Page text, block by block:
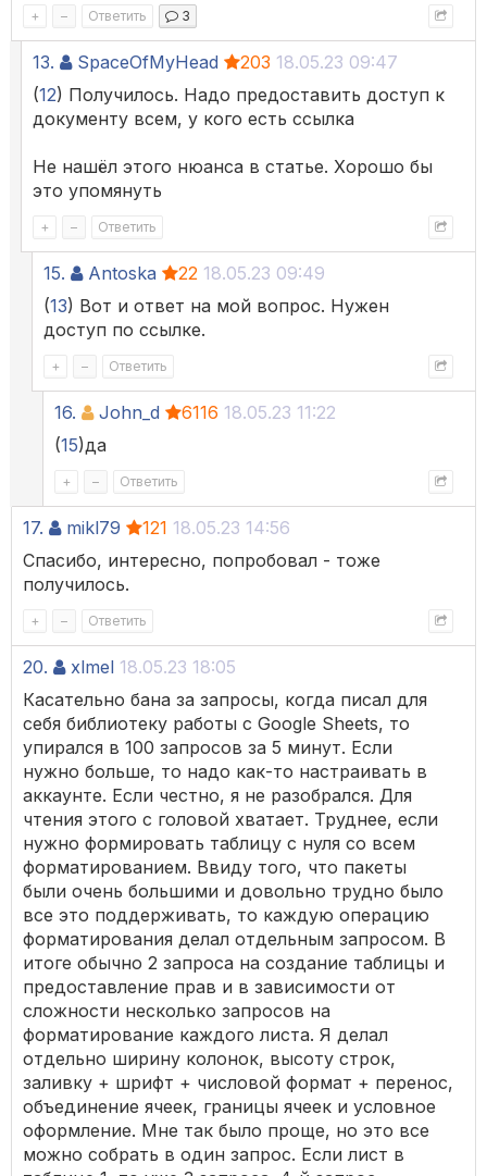
+ – Ответить 3
13. SpaceOfMyHead 203 18.05.23 09:47
(12) Получилось. Надо предоставить доступ к
документу всем, у кого есть ссылка
Не нашёл этого нюанса в статье. Хорошо бы
это упомянуть
+ – Ответить
15. Antoska 22 18.05.23 09:49
(13) Вот и ответ на мой вопрос. Нужен
доступ по ссылке.
+ – Ответить
16. John_d 6116 18.05.23 11:22
(15)да
+ – Ответить
17. mikl79 121 18.05.23 14:56
Спасибо, интересно, попробовал - тоже
получилось.
+ – Ответить
20. xlmel 18.05.23 18:05
Касательно бана за запросы, когда писал для
себя библиотеку работы с Google Sheets, то
упирался в 100 запросов за 5 минут. Если
нужно больше, то надо как-то настраивать в
аккаунте. Если честно, я не разобрался. Для
чтения этого с головой хватает. Труднее, если
нужно формировать таблицу с нуля со всем
форматированием. Ввиду того, что пакеты
были очень большими и довольно трудно было
все это поддерживать, то каждую операцию
форматирования делал отдельным запросом. В
итоге обычно 2 запроса на создание таблицы и
предоставление прав и в зависимости от
сложности несколько запросов на
форматирование каждого листа. Я делал
отдельно ширину колонок, высоту строк,
заливку + шрифт + числовой формат + перенос,
объединение ячеек, границы ячеек и условное
оформление. Мне так было проще, но это все
можно собрать в один запрос. Если лист в